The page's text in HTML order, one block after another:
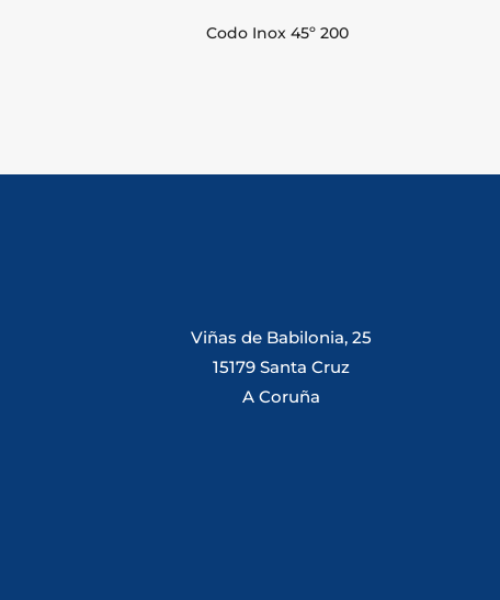
Codo Inox 45º 200
Viñas de Babilonia, 25
15179 Santa Cruz
A Coruña